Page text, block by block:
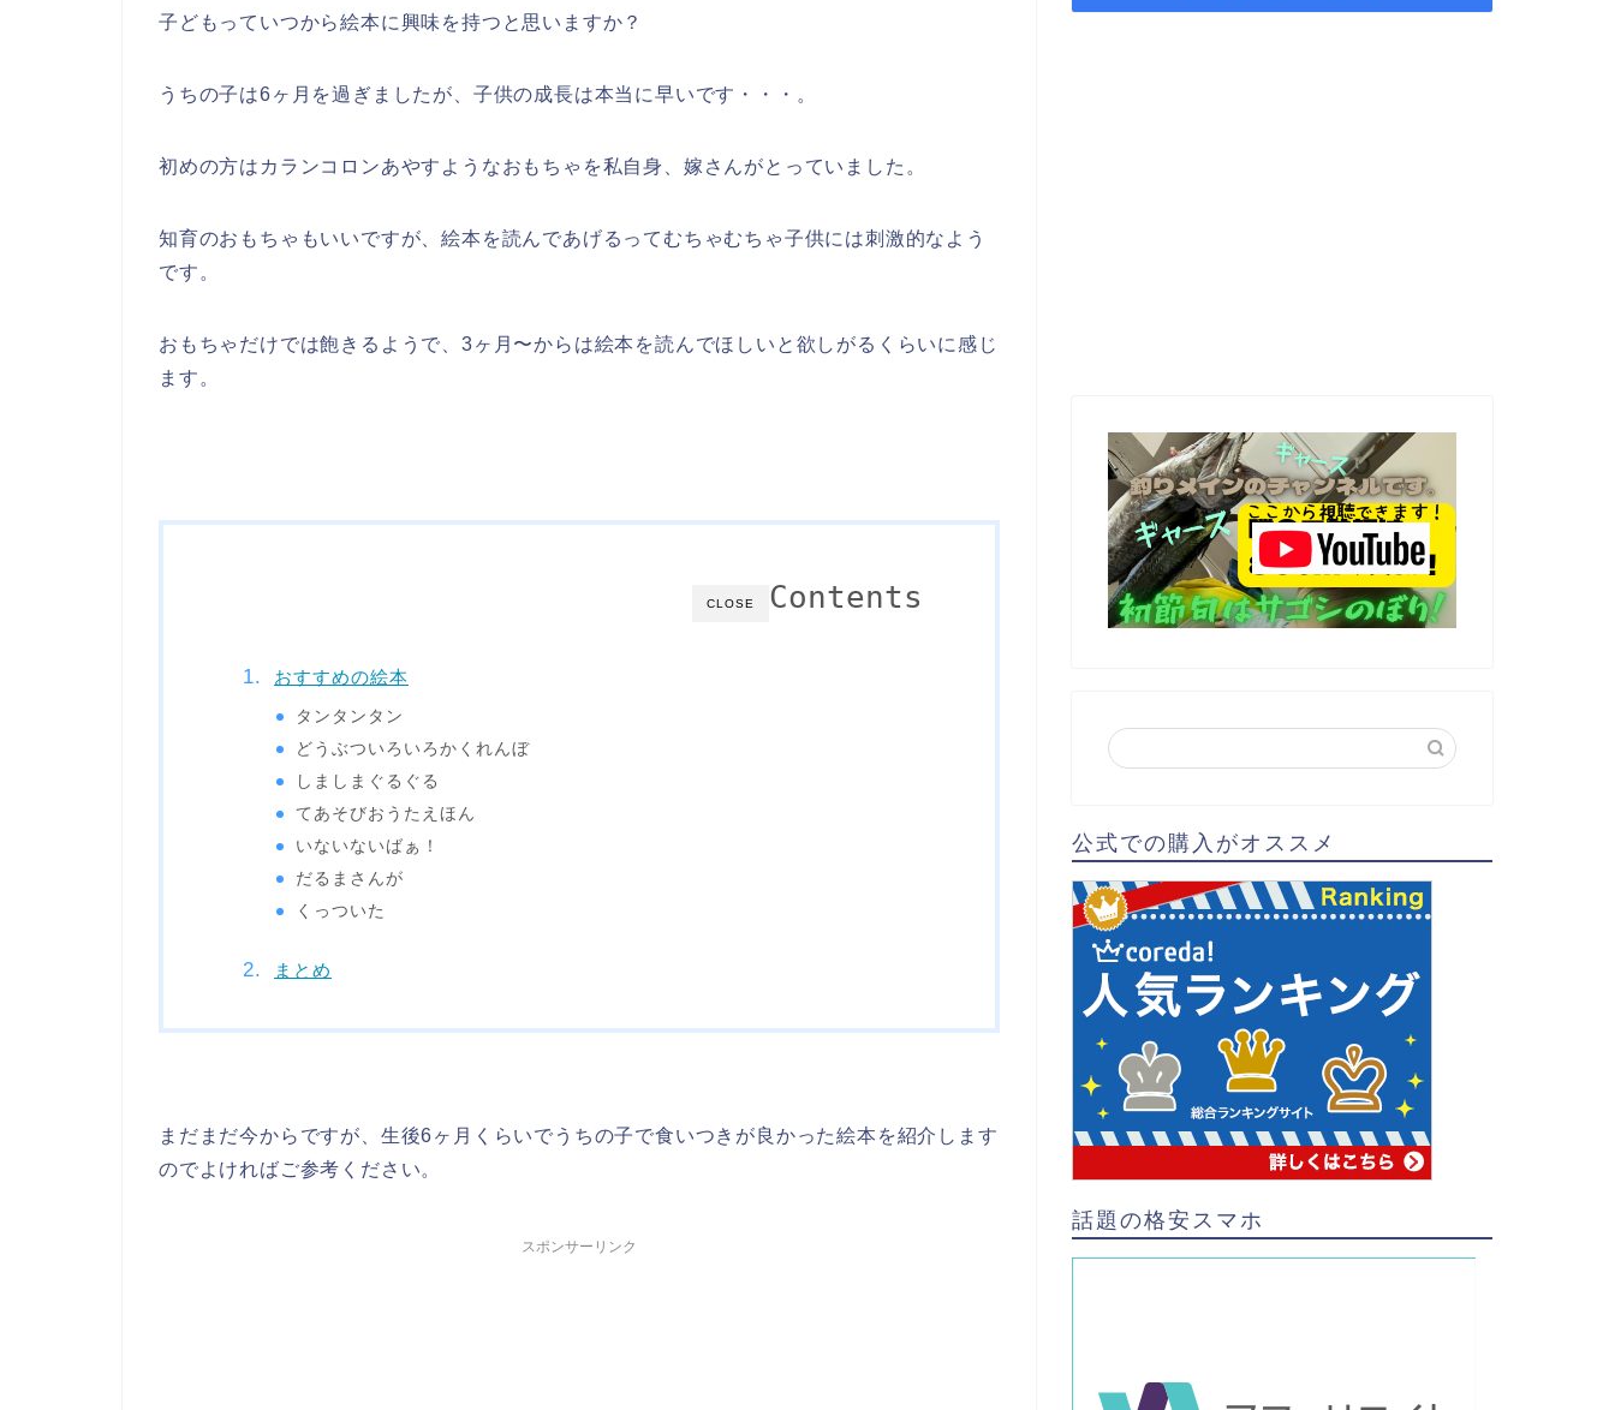
子どもっていつから絵本に興味を持つと思いますか？
うちの子は6ヶ月を過ぎましたが、子供の成長は本当に早いです・・・。
初めの方はカランコロンあやすようなおもちゃを私自身、嫁さんがとっていました。
知育のおもちゃもいいですが、絵本を読んであげるってむちゃむちゃ子供には刺激的なよう
です。
おもちゃだけでは飽きるようで、3ヶ月〜からは絵本を読んでほしいと欲しがるくらいに感じ
ます。
CLOSE Contents
おすすめの絵本
タンタンタン
どうぶついろいろかくれんぼ
しましまぐるぐる
てあそびおうたえほん
いないないばぁ！
だるまさんが
くっついた
まとめ
まだまだ今からですが、生後6ヶ月くらいでうちの子で食いつきが良かった絵本を紹介します
のでよければご参考ください。
スポンサーリンク
公式での購入がオススメ
話題の格安スマホ